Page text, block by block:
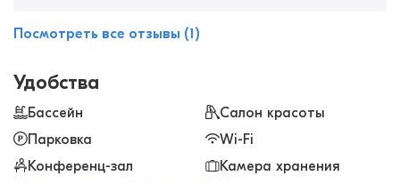
предлагаемых услуг. С таким кайфом я еще
никогда не отдыхала)) В течение отдыха делала
пилинг, обертывание — просто огонь!!! Кожа
после них великолепная, сияющая! Одним
словом, это один из лучших отелей, в которых я
Посмотреть все отзывы (1)
Удобства
Бассейн
Салон красоты
Парковка
Wi-Fi
Конференц-зал
Камера хранения